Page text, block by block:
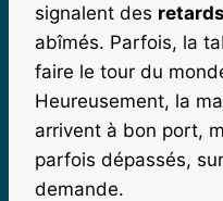
signalent des
abîmés. Parfois, la
faire le tour du
Heureusement, la
arrivent à bon port,
parfois dépassés,
demande.